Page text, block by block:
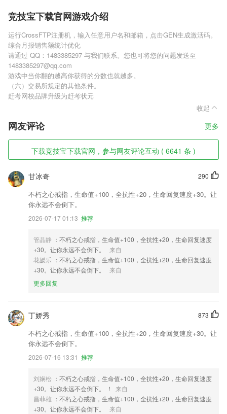
竞技宝下载官网游戏介绍
运行CrossFTP注册机，输入任意用户名和邮箱，点击GEN生成激活码。
综合月报销售额统计优化
请通过 QQ：1483385297 与我们联系。您也可将您的问题发送至
1483385297@qq.com
游戏中当你翻的越高你获得的分数也就越多。
（六）交易所规定的其他条件。
赶考网校品牌升级为赶考状元
收起
网友评论 更多
下载竞技宝下载官网，参与网友评论互动 ( 6641 条 )
290
甘冰奇
不朽之心戒指，生命值+100，全抗性+20，生命回复速度+30。让
你永远不会倒下。
2026-07-17 01:13 推荐
管晶静 ：不朽之心戒指，生命值+100，全抗性+20，生命回复速度
+30。让你永远不会倒下。
来自
花媛乐 ：不朽之心戒指，生命值+100，全抗性+20，生命回复速度
+30。让你永远不会倒下。
来自
更多回复
873
丁娇秀
不朽之心戒指，生命值+100，全抗性+20，生命回复速度+30。让
你永远不会倒下。
2026-07-16 13:31 推荐
刘娴松 ：不朽之心戒指，生命值+100，全抗性+20，生命回复速度
+30。让你永远不会倒下。 ！
来自
昌菲雄 ：不朽之心戒指，生命值+100，全抗性+20，生命回复速度
+30。让你永远不会倒下。
来自